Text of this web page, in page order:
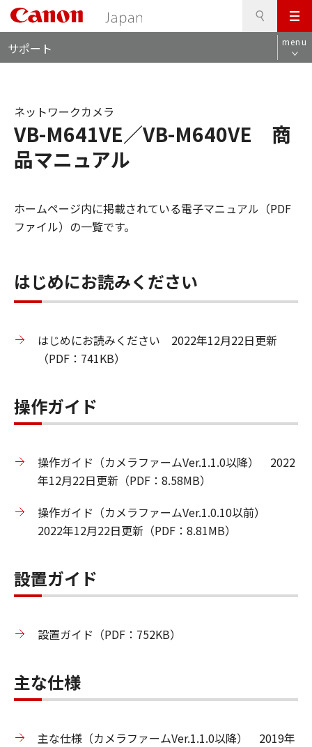
メ
ニ
ュ
サポート menu
VB-M641VE／VB-M640VE 商
品マニュアル
ネットワークカメラ
ホームページ内に掲載されている電子マニュアル（PDF
ファイル）の一覧です。
はじめにお読みください
はじめにお読みください 2022年12月22日更新
（PDF：741KB）
操作ガイド
操作ガイド（カメラファームVer.1.1.0以降） 2022
年12月22日更新（PDF：8.58MB）
操作ガイド（カメラファームVer.1.0.10以前）
2022年12月22日更新（PDF：8.81MB）
設置ガイド
設置ガイド（PDF：752KB）
主な仕様
主な仕様（カメラファームVer.1.1.0以降） 2019年